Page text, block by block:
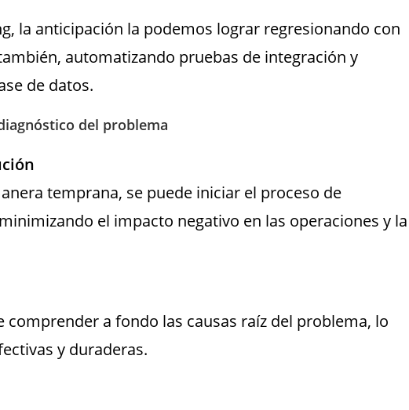
la anticipación la podemos lograr regresionando con
automatizando pruebas de integración y
de datos.
del problema
temprana, se puede iniciar el proceso de
el impacto negativo en las operaciones y la
a fondo las causas raíz del problema, lo
y duraderas.